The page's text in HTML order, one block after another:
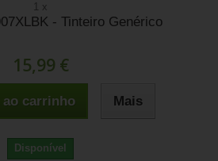
1 x
- Tinteiro Genérico
15,99 €
carrinho Mais
Disponível